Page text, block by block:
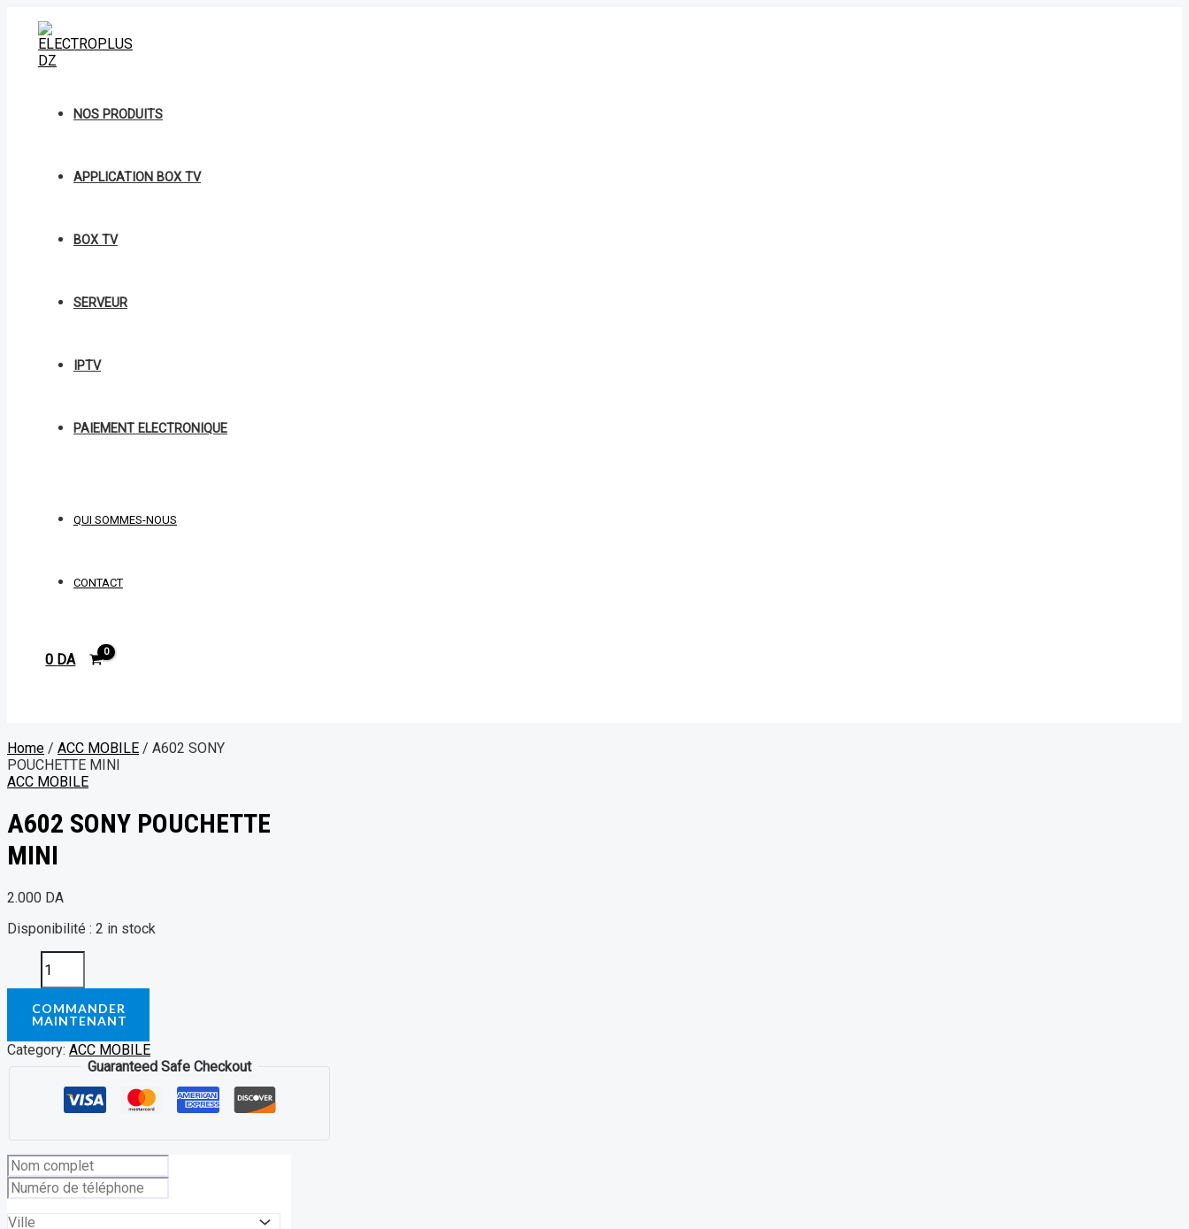
contenu
NOS PRODUITS
APPLICATION BOX TV
BOX TV
SERVEUR
IPTV
PAIEMENT ELECTRONIQUE
QUI SOMMES-NOUS
CONTACT
0 DA
Home / ACC MOBILE / A602 SONY
POUCHETTE MINI
ACC MOBILE
A602 SONY POUCHETTE
MINI
2.000 DA
Disponibilité : 2 in stock
SONY
POUCHETTE
COMMANDER
MAINTENANT
Category: ACC MOBILE
Guaranteed Safe Checkout